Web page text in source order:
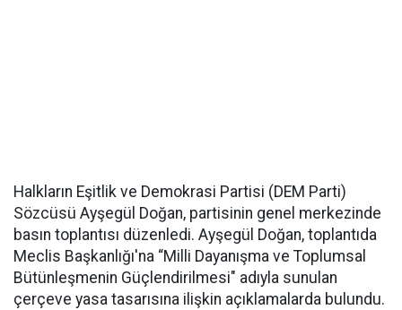
Halkların Eşitlik ve Demokrasi Partisi (DEM Parti)
Sözcüsü Ayşegül Doğan, partisinin genel merkezinde
basın toplantısı düzenledi. Ayşegül Doğan, toplantıda
Meclis Başkanlığı'na “Milli Dayanışma ve Toplumsal
Bütünleşmenin Güçlendirilmesi" adıyla sunulan
çerçeve yasa tasarısına ilişkin açıklamalarda bulundu.